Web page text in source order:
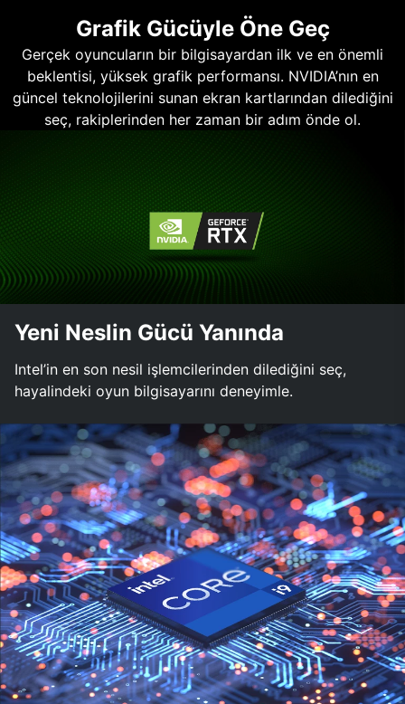
Grafik Gücüyle Öne Geç
Gerçek oyuncuların bir bilgisayardan ilk ve en önemli
beklentisi, yüksek grafik performansı. NVIDIA’nın en
güncel teknolojilerini sunan ekran kartlarından dilediğini
seç, rakiplerinden her zaman bir adım önde ol.
Yeni Neslin Gücü Yanında
Intel’in en son nesil işlemcilerinden dilediğini seç,
hayalindeki oyun bilgisayarını deneyimle.